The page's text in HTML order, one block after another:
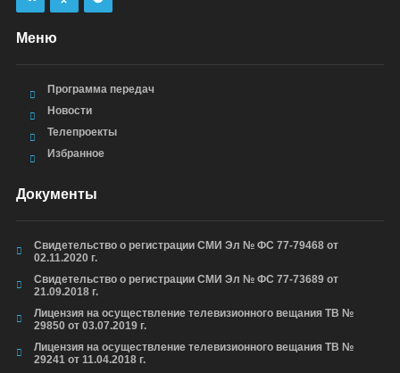
Меню
Программа передач
Новости
Телепроекты
Избранное
Документы
Свидетельство о регистрации СМИ Эл № ФС 77-79468 от
02.11.2020 г.
Свидетельство о регистрации СМИ Эл № ФС 77-73689 от
21.09.2018 г.
Лицензия на осуществление телевизионного вещания ТВ №
29850 от 03.07.2019 г.
Лицензия на осуществление телевизионного вещания ТВ №
29241 от 11.04.2018 г.